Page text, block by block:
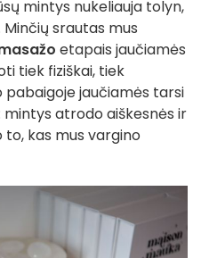
mintys nukeliauja tolyn,
srautas mus
etapais jaučiamės
tiek fiziškai, tiek
pabaigoje jaučiamės tarsi
mintys atrodo aiškesnės ir
kas mus vargino